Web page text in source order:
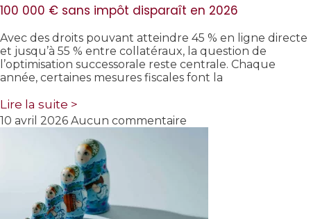
100 000 € sans impôt disparaît en 2026
Avec des droits pouvant atteindre 45 % en ligne directe
et jusqu’à 55 % entre collatéraux, la question de
l’optimisation successorale reste centrale. Chaque
année, certaines mesures fiscales font la
Lire la suite >
10 avril 2026 Aucun commentaire